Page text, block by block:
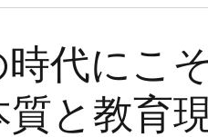
時代にこ
と教育